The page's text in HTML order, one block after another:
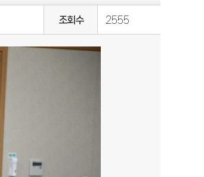
조회수 2555